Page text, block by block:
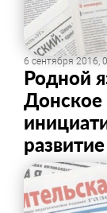
6 сентября 2016,
Родной
Донское
развитие